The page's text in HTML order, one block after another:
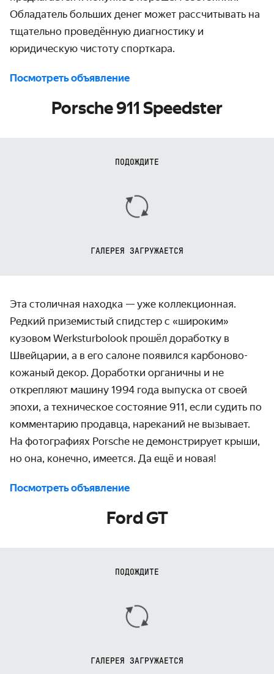
Обладатель больших денег может рассчитывать на
тщательно проведённую диагностику и
юридическую чистоту спорткара.
Посмотреть объявление
Porsche 911 Speedster
ПОДОЖДИТЕ
ГАЛЕРЕЯ ЗАГРУЖАЕТСЯ
Эта столичная находка — уже коллекционная.
Редкий приземистый спидстер с «широким»
кузовом Werksturbolook прошёл доработку в
Швейцарии, а в его салоне появился карбоново-
кожаный декор. Доработки органичны и не
открепляют машину 1994 года выпуска от своей
эпохи, а техническое состояние 911, если судить по
комментарию продавца, нареканий не вызывает.
На фотографиях Porsche не демонстрирует крыши,
но она, конечно, имеется. Да ещё и новая!
Посмотреть объявление
Ford GT
ПОДОЖДИТЕ
ГАЛЕРЕЯ ЗАГРУЖАЕТСЯ